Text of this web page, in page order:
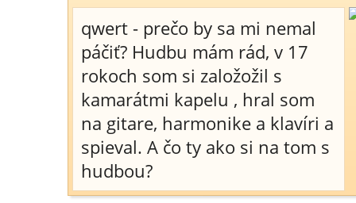
qwert - prečo by sa mi nemal
páčiť? Hudbu mám rád, v 17
rokoch som si založožil s
kamarátmi kapelu , hral som
na gitare, harmonike a klavíri a
spieval. A čo ty ako si na tom s
hudbou?